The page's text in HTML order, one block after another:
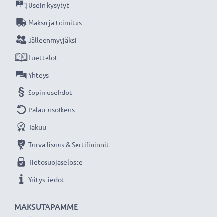
vastavalosuodin
★ 3 vuoden takuu ★
verkkokauppa, joka tarjoaa laadukkaita tuotteita, ja
siksi tarjoamme 36 kuukauden takuun!
MAKSUTAPAMME
Usein kysytyt
Maksu ja toimitus
Jälleenmyyjäksi
Luettelot
Yhteys
Sopimusehdot
Palautusoikeus
Takuu
Turvallisuus & Sertifioinnit
Tietosuojaseloste
Yritystiedot